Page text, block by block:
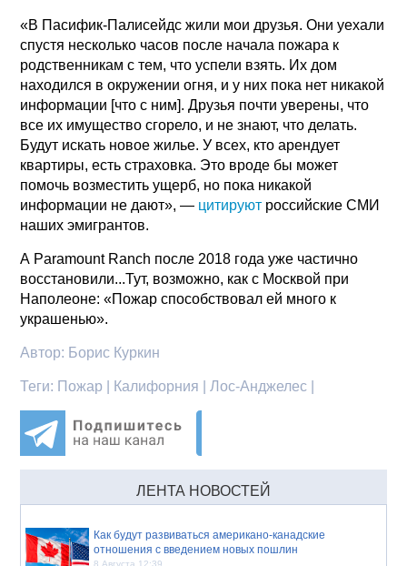
«В Пасифик-Палисейдс жили мои друзья. Они уехали
спустя несколько часов после начала пожара к
родственникам с тем, что успели взять. Их дом
находился в окружении огня, и у них пока нет никакой
информации [что с ним]. Друзья почти уверены, что
все их имущество сгорело, и не знают, что делать.
Будут искать новое жилье. У всех, кто арендует
квартиры, есть страховка. Это вроде бы может
помочь возместить ущерб, но пока никакой
информации не дают», — цитируют российские СМИ
наших эмигрантов.
А Paramount Ranch после 2018 года уже частично
восстановили...Тут, возможно, как с Москвой при
Наполеоне: «Пожар способствовал ей много к
украшенью».
Автор: Борис Куркин
Теги: Пожар | Калифорния | Лос-Анджелес |
ЛЕНТА НОВОСТЕЙ
Как будут развиваться американо-канадские
отношения с введением новых пошлин
8 Августа 12:39